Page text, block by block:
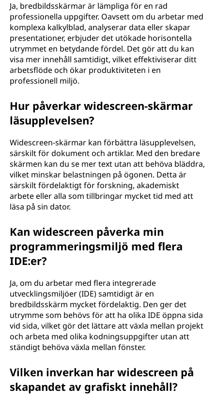
Ja, bredbildsskärmar är lämpliga för en rad
professionella uppgifter. Oavsett om du arbetar med
komplexa kalkylblad, analyserar data eller skapar
presentationer, erbjuder det utökade horisontella
utrymmet en betydande fördel. Det gör att du kan
visa mer innehåll samtidigt, vilket effektiviserar ditt
arbetsflöde och ökar produktiviteten i en
professionell miljö.
Hur påverkar widescreen-skärmar
läsupplevelsen?
Widescreen-skärmar kan förbättra läsupplevelsen,
särskilt för dokument och artiklar. Med den bredare
skärmen kan du se mer text utan att behöva bläddra,
vilket minskar belastningen på ögonen. Detta är
särskilt fördelaktigt för forskning, akademiskt
arbete eller alla som tillbringar mycket tid med att
läsa på sin dator.
Kan widescreen påverka min
programmeringsmiljö med flera
IDE:er?
Ja, om du arbetar med flera integrerade
utvecklingsmiljöer (IDE) samtidigt är en
bredbildsskärm mycket fördelaktig. Den ger det
utrymme som behövs för att ha olika IDE öppna sida
vid sida, vilket gör det lättare att växla mellan projekt
och arbeta med olika kodningsuppgifter utan att
ständigt behöva växla mellan fönster.
Vilken inverkan har widescreen på
skapandet av grafiskt innehåll?